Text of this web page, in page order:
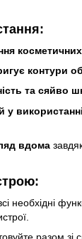
косметичних
контури
та сяйво
у використанні
вдома
необхідні